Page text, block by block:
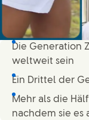
Die Generation
weltweit sein
Ein Drittel der
Mehr als die
nachdem sie es